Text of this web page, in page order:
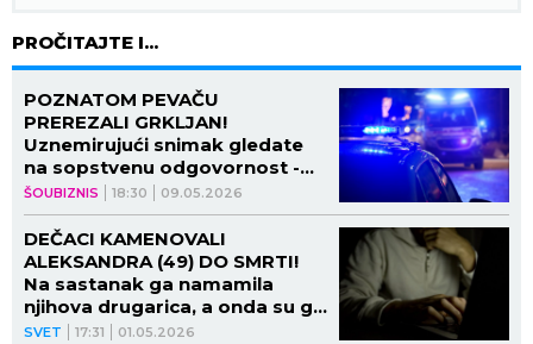
PROČITAJTE I...
ŠOUBIZNIS 18:30 09.05.2026
POZNATOM PEVAČU
PREREZALI GRKLJAN!
Uznemirujući snimak gledate
na sopstvenu odgovornost -
teturao se KRVAV, a onda je
pao (VIDEO)
SVET 17:31 01.05.2026
DEČACI KAMENOVALI
ALEKSANDRA (49) DO SMRTI!
Na sastanak ga namamila
njihova drugarica, a onda su ga
LINČOVALI! (VIDEO)